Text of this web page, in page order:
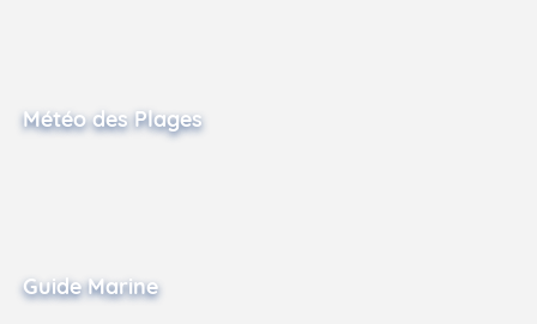
Météo des Plages
Guide Marine